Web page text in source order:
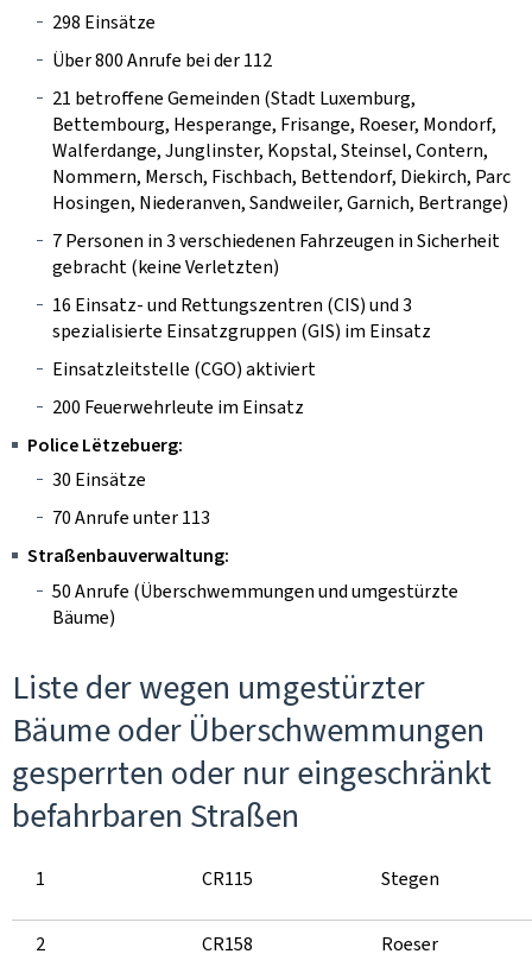
298 Einsätze
Über 800 Anrufe bei der 112
21 betroffene Gemeinden (Stadt Luxemburg,
Bettembourg, Hesperange, Frisange, Roeser, Mondorf,
Walferdange, Junglinster, Kopstal, Steinsel, Contern,
Nommern, Mersch, Fischbach, Bettendorf, Diekirch, Parc
Hosingen, Niederanven, Sandweiler, Garnich, Bertrange)
7 Personen in 3 verschiedenen Fahrzeugen in Sicherheit
gebracht (keine Verletzten)
16 Einsatz- und Rettungszentren (CIS) und 3
spezialisierte Einsatzgruppen (GIS) im Einsatz
Einsatzleitstelle (CGO) aktiviert
200 Feuerwehrleute im Einsatz
Police Lëtzebuerg:
30 Einsätze
70 Anrufe unter 113
Straßenbauverwaltung:
50 Anrufe (Überschwemmungen und umgestürzte
Bäume)
Liste der wegen umgestürzter
Bäume oder Überschwemmungen
gesperrten oder nur eingeschränkt
befahrbaren Straßen
1 CR115 Stegen
2 CR158 Roeser